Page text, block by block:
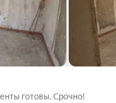
готовы. Срочно!